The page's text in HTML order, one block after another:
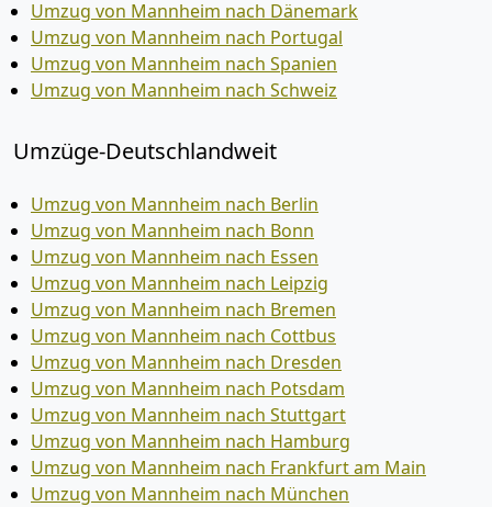
Umzug von Mannheim nach Dänemark
Umzug von Mannheim nach Portugal
Umzug von Mannheim nach Spanien
Umzug von Mannheim nach Schweiz
Umzüge-Deutschlandweit
Umzug von Mannheim nach Berlin
Umzug von Mannheim nach Bonn
Umzug von Mannheim nach Essen
Umzug von Mannheim nach Leipzig
Umzug von Mannheim nach Bremen
Umzug von Mannheim nach Cottbus
Umzug von Mannheim nach Dresden
Umzug von Mannheim nach Potsdam
Umzug von Mannheim nach Stuttgart
Umzug von Mannheim nach Hamburg
Umzug von Mannheim nach Frankfurt am Main
Umzug von Mannheim nach München